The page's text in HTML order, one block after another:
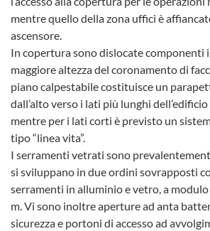
mentre quello della zona uffici è
ascensore.
In copertura sono dislocate componenti
maggiore altezza del coronamento di
piano calpestabile costituisce un
dall’alto verso i lati più lunghi
mentre per i lati corti è previsto un
tipo “linea vita”.
I serramenti vetrati sono
si sviluppano in due ordini sovrapposti
serramenti in alluminio e vetro, a
m. Vi sono inoltre aperture ad anta
sicurezza e portoni di accesso ad